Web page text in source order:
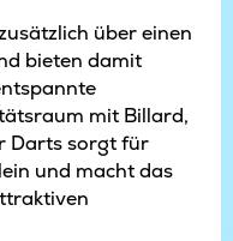
über einen
bieten damit
mit Billard,
Darts sorgt für
und macht das